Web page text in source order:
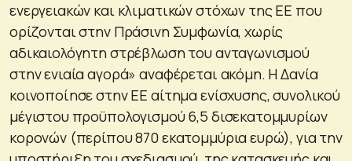
ενεργειακών και κλιματικών στόχων της ΕΕ που
ορίζονται στην Πράσινη Συμφωνία, χωρίς
αδικαιολόγητη στρέβλωση του ανταγωνισμού
στην ενιαία αγορά» αναφέρεται ακόμη. Η Δανία
κοινοποίησε στην ΕΕ αίτημα ενίσχυσης, συνολικού
μέγιστου προϋπολογισμού 6,5 δισεκατομμυρίων
κορονών (περίπου 870 εκατομμύρια ευρώ), για την